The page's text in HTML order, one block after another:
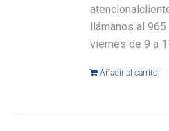
llámanos al
viernes de 9 a
Añadir al carrito